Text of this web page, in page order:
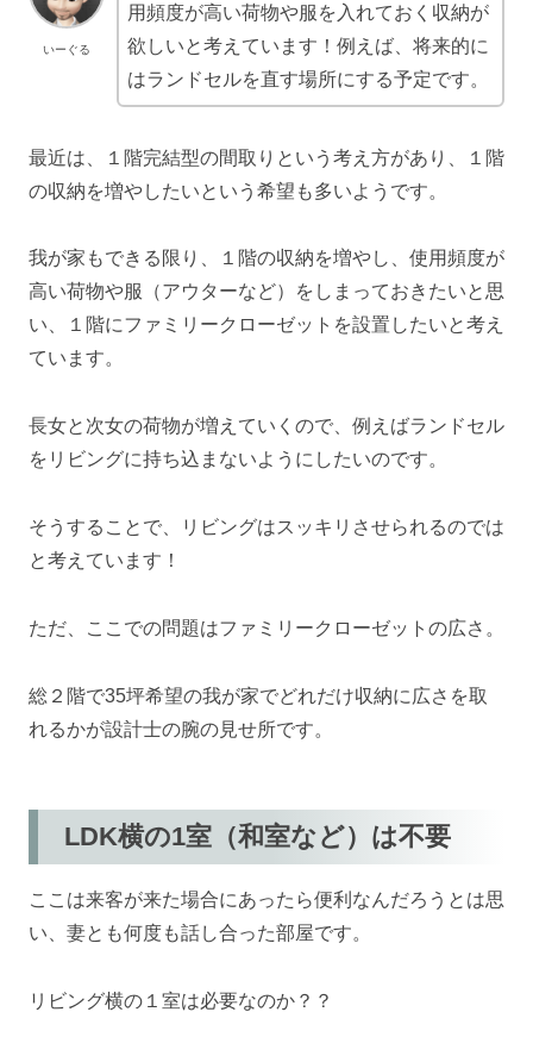
いーぐる
用頻度が高い荷物や服を入れておく収納が
欲しいと考えています！例えば、将来的に
はランドセルを直す場所にする予定です。
最近は、１階完結型の間取りという考え方があり、１階
の収納を増やしたいという希望も多いようです。
我が家もできる限り、１階の収納を増やし、使用頻度が
高い荷物や服（アウターなど）をしまっておきたいと思
い、１階にファミリークローゼットを設置したいと考え
ています。
長女と次女の荷物が増えていくので、例えばランドセル
をリビングに持ち込まないようにしたいのです。
そうすることで、リビングはスッキリさせられるのでは
と考えています！
ただ、ここでの問題はファミリークローゼットの広さ。
総２階で35坪希望の我が家でどれだけ収納に広さを取
れるかが設計士の腕の見せ所です。
LDK横の1室（和室など）は不要
ここは来客が来た場合にあったら便利なんだろうとは思
い、妻とも何度も話し合った部屋です。
リビング横の１室は必要なのか？？